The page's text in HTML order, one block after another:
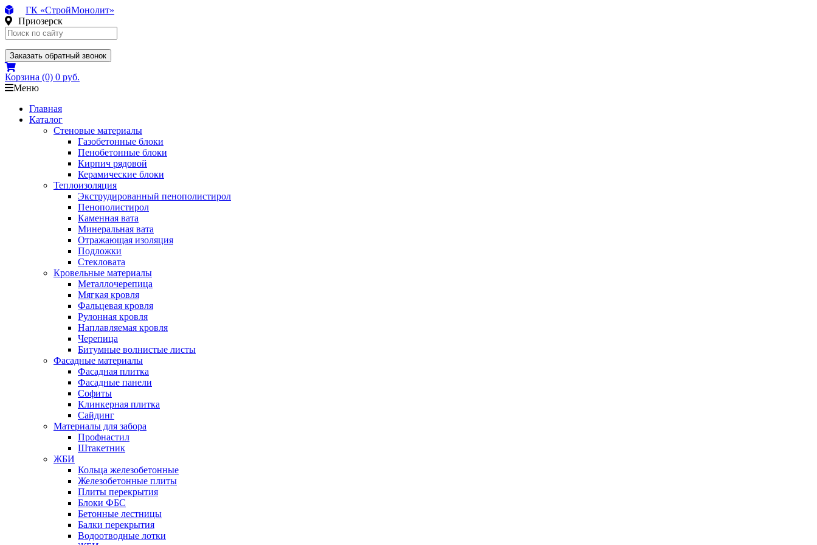
ГК «СтройМонолит»
Приозерск
Заказать обратный звонок
Корзина (0) 0 руб.
Меню
Главная
Каталог
Стеновые материалы
Газобетонные блоки
Пенобетонные блоки
Кирпич рядовой
Керамические блоки
Теплоизоляция
Экструдированный пенополистирол
Пенополистирол
Каменная вата
Минеральная вата
Отражающая изоляция
Подложки
Стекловата
Кровельные материалы
Металлочерепица
Мягкая кровля
Фальцевая кровля
Рулонная кровля
Наплавляемая кровля
Черепица
Битумные волнистые листы
Фасадные материалы
Фасадная плитка
Фасадные панели
Софиты
Клинкерная плитка
Сайдинг
Материалы для забора
Профнастил
Штакетник
ЖБИ
Кольца железобетонные
Железобетонные плиты
Плиты перекрытия
Блоки ФБС
Бетонные лестницы
Балки перекрытия
Водоотводные лотки